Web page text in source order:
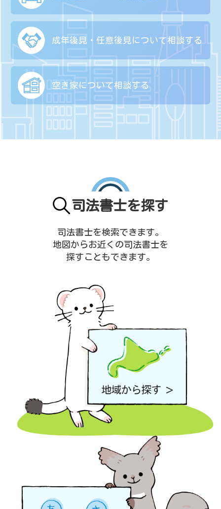
成年後見・任意後見について相談する
空き家について相談する
司法書士を探す
司法書士を検索できます。
地図からお近くの司法書士を
探すこともできます。